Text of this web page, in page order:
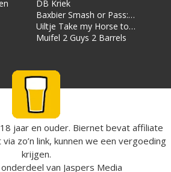
DB Kriek
Baxbier Smash or Pass:
Strata
Uiltje Take my Horse to
the Hotel Room
Muifel 2 Guys 2 Barrels
jaar en ouder. Biernet bevat affiliate
zo’n link, kunnen we een vergoeding
krijgen.
van Jaspers Media